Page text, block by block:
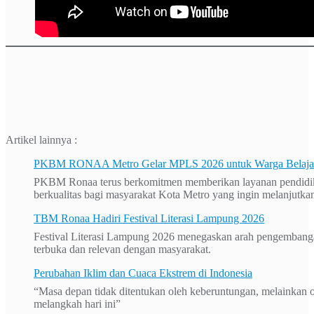
Artikel lainnya :
PKBM RONAA Metro Gelar MPLS 2026 untuk Warga
PKBM Ronaa terus berkomitmen memberikan layanan
berkualitas bagi masyarakat Kota Metro yang ingin
TBM Ronaa Hadiri Festival Literasi Lampung 2026
Festival Literasi Lampung 2026 menegaskan arah
terbuka dan relevan dengan masyarakat.
Perubahan Iklim dan Cuaca Ekstrem di Indonesia
“Masa depan tidak ditentukan oleh keberuntungan, melainkan
melangkah hari ini”